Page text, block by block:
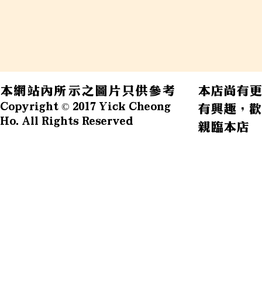
本網站內所示之圖片只供參考
Copyright © 2017 Yick Cheong
Ho. All Rights Reserved
本店尚有
有興趣，
親臨本店